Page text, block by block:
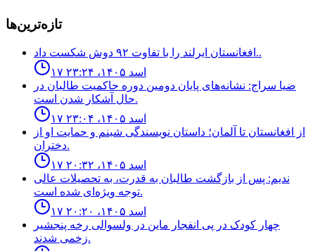
تازه‌ترین‌ها
افغانستان ایرلند را با تفاوت ۹۲ دوش شکست داد..
۱۷ اسد ۱۴۰۵، ۲۳:۲۴
ضیا سراج: نشانه‌های پایان دومین دوره حاکمیت طالبان در
حال آشکار شدن است.
۱۷ اسد ۱۴۰۵، ۲۳:۰۴
از افغانستان تا آلمان؛ داستان نویسندگی شبنم و حمایت او از
دختران.
۱۷ اسد ۱۴۰۵، ۲۰:۳۲
ندیم: پس از بازگشت طالبان به قدرت، به تحصیلات عالی
توجه ویژه‌ای شده است.
۱۷ اسد ۱۴۰۵، ۲۰:۲۰
چهار كودک در پى انفجار ماين در ولسوالى رخه پنجشير
زخمى شدند.